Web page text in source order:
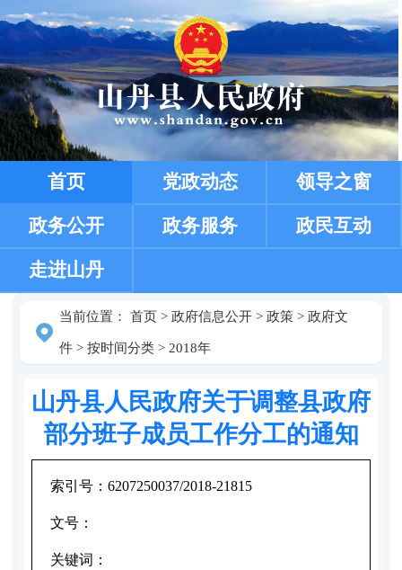
首页 党政动态 领导之窗
政务公开 政务服务 政民互动
走进山丹
当前位置： 首页> 政府信息公开> 政策> 政府文
件> 按时间分类> 2018年
山丹县人民政府关于调整县政府
部分班子成员工作分工的通知
索引号： 6207250037/2018-21815
文号：
关键词：